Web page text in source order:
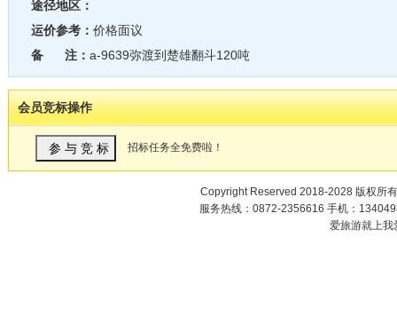
途径地区：
运价参考： 价格面议
备 注： a-9639弥渡到楚雄翻斗120吨
会员竞标操作
招标任务全免费啦！
Copyright Reserved 2018-2028 版权所
服务热线：0872-2356616 手机：
爱旅游就上我